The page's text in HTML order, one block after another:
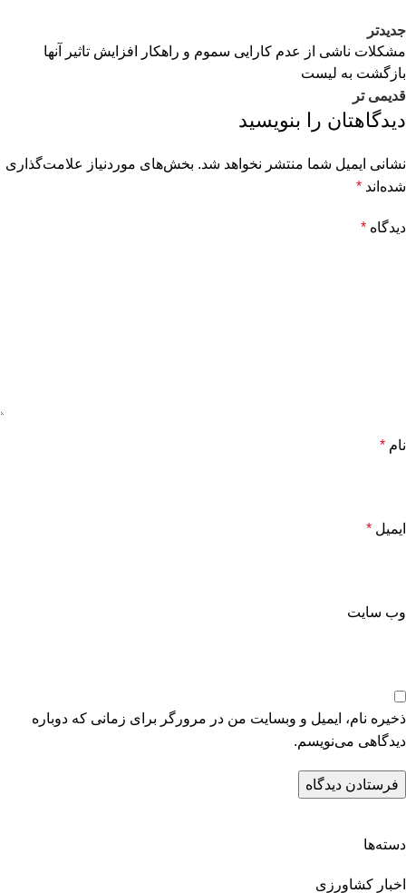
جدیدتر
مشکلات ناشی از عدم کارایی سموم و راهکار افزایش تاثیر آنها
بازگشت به لیست
قدیمی تر
دیدگاهتان را بنویسید
نشانی ایمیل شما منتشر نخواهد شد. بخش‌های موردنیاز علامت‌گذاری
شده‌اند *
دیدگاه *
نام *
ایمیل *
وب‌ سایت
ذخیره نام، ایمیل و وبسایت من در مرورگر برای زمانی که دوباره
دیدگاهی می‌نویسم.
دسته‌ها
اخبار کشاورزی